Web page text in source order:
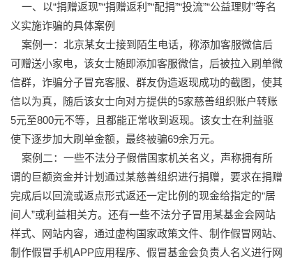
一、以“捐赠返现”“捐赠返利”“配捐”“投流”“公益理财”等名
义实施诈骗的具体案例
案例一：北京某女士接到陌生电话，称添加客服微信后
可赠送小家电，该女士随即添加客服微信，后被拉入刷单微
信群，诈骗分子冒充客服、群友伪造返现成功的截图，使其
信以为真，随后该女士向对方提供的5家慈善组织账户转账
5元至800元不等，且都能正常收到返现。该女士在利益驱
使下逐步加大刷单金额，最终被骗69余万元。
案例二：一些不法分子假借国家机关名义，声称拥有所
谓的巨额资金并计划通过某慈善组织进行捐赠，要求在捐赠
完成后以回流或返点形式返还一定比例的现金给指定的“居
间人”或利益相关方。还有一些不法分子冒用某基金会网站
样式、网站内容，通过虚构国家政策文件、制作假冒网站、
制作假冒手机APP应用程序、假冒基金会负责人名义进行网